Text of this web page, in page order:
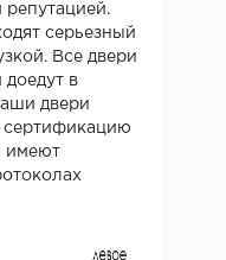
серьезный
Все двери
в
двери
сертификацию
имеют